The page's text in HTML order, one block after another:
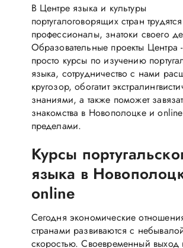
В Центре языка и культуры
португалоговорящих стран трудятся
профессионалы, знатоки своего
Образовательные проекты Центра
просто курсы по изучению
языка, сотрудничество с нами
кругозор, обогатит
знаниями, а также поможет
знакомства в Новополоцке и
пределами.
Курсы
языка в
online
Сегодня экономические
странами развиваются с
скоростью. Своевременный выход